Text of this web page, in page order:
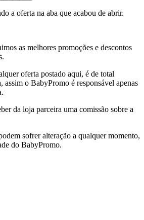
a oferta na aba que acabou de abrir.
as melhores promoções e descontos
oferta postado aqui, é de total
assim o BabyPromo é responsável apenas
da loja parceira uma comissão sobre a
sofrer alteração a qualquer momento,
do BabyPromo.